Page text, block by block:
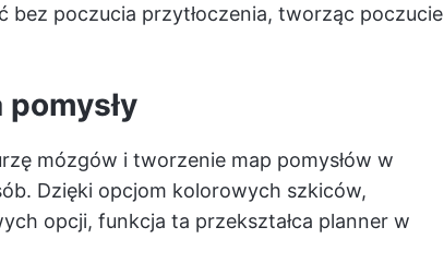
bez poczucia przytłoczenia, tworząc poczucie
mózgów i tworzenie map pomysłów w
Dzięki opcjom kolorowych szkiców,
opcji, funkcja ta przekształca planner w